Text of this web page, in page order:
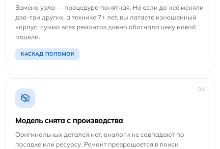
Замена узла — процедура понятная. Но если до неё меняли
два-три других, а технике 7+ лет, вы латаете изношенный
корпус: сумма всех ремонтов давно обогнала цену новой
модели.
КАСКАД ПОЛОМОК
04
Модель снята с производства
Оригинальных деталей нет, аналоги не совпадают по
посадке или ресурсу. Ремонт превращается в поиск